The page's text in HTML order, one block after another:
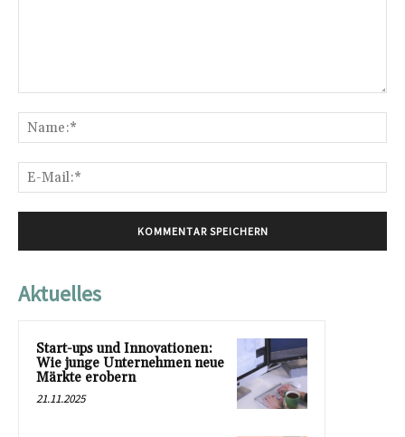
Aktuelles
Start-ups und Innovationen:
Wie junge Unternehmen neue
Märkte erobern
21.11.2025